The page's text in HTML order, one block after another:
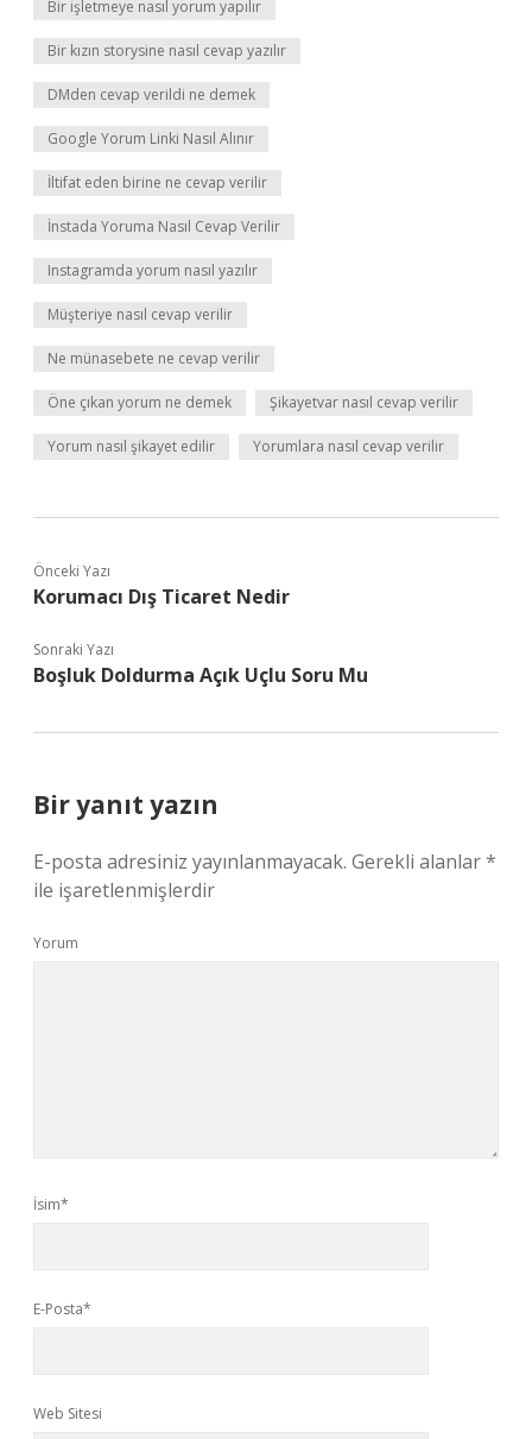
Bir işletmeye nasıl yorum yapılır
Bir kızın storysine nasıl cevap yazılır
DMden cevap verildi ne demek
Google Yorum Linki Nasıl Alınır
İltifat eden birine ne cevap verilir
İnstada Yoruma Nasıl Cevap Verilir
Instagramda yorum nasıl yazılır
Müşteriye nasıl cevap verilir
Ne münasebete ne cevap verilir
Öne çıkan yorum ne demek Şikayetvar nasıl cevap verilir
Yorum nasıl şikayet edilir Yorumlara nasıl cevap verilir
Önceki Yazı
Korumacı Dış Ticaret Nedir
Sonraki Yazı
Boşluk Doldurma Açık Uçlu Soru Mu
Bir yanıt yazın
E-posta adresiniz yayınlanmayacak. Gerekli alanlar*
ile işaretlenmişlerdir
Yorum
İsim*
E-Posta*
Web Sitesi